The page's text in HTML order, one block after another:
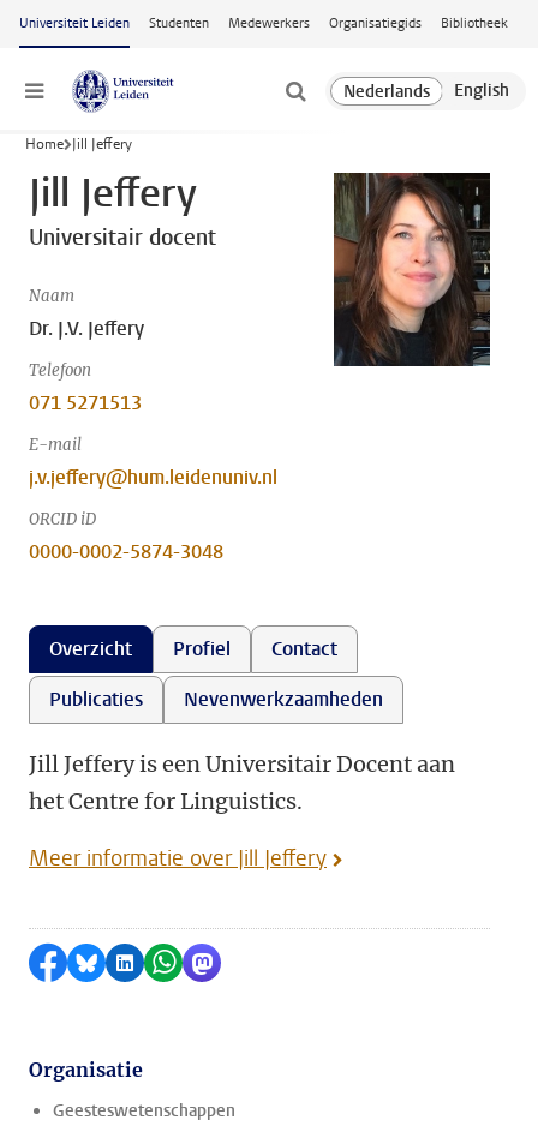
Ga naar hoofdinhoud
Universiteit Leiden Studenten Medewerkers Organisatiegids Bibliotheek
Menu
Home Jill Jeffery
Jill Jeffery
Universitair docent
Naam
Dr. J.V. Jeffery
Telefoon
071 5271513
E-mail
j.v.jeffery@hum.leidenuniv.nl
ORCID iD
0000-0002-5874-3048
Overzicht Profiel
Contact
Publicaties
Nevenwerkzaamheden
Jill Jeffery is een Universitair Docent aan
het Centre for Linguistics.
Meer informatie over Jill Jeffery
Delen op Facebook
Delen via Bluesky
Delen op LinkedIn
Delen via WhatsApp
Delen via Mastodon
Organisatie
Geesteswetenschappen